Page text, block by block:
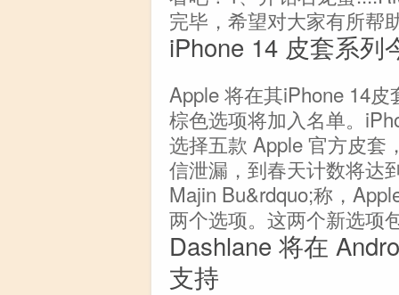
完毕，希望对大家有所帮
iPhone 14 皮套系列
Apple 将在其iPhone 14
棕色选项将加入名单。
选择五款 Apple 官方皮套
信泄漏，到春天计数将达
Majin Bu&rdquo;称，
两个选项。这两个新选项
Dashlane 将在
支持